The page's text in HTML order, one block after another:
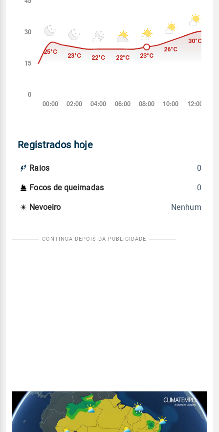
Registrados hoje
Raios 0
Focos de queimadas 0
Nevoeiro Nenhum